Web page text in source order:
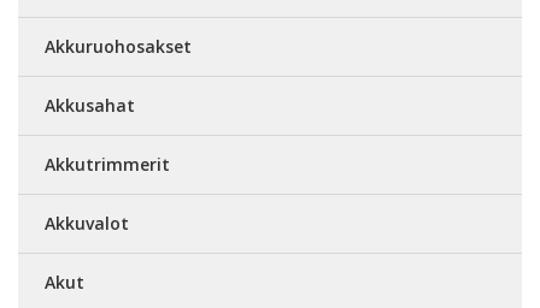
Akkuruohosakset
Akkusahat
Akkutrimmerit
Akkuvalot
Akut